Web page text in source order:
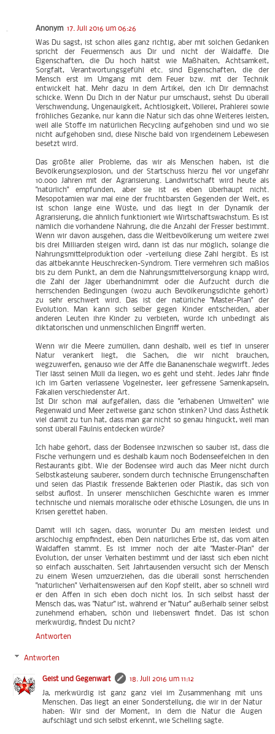
Anonym 17. Juli 2016 um 06:26
Was Du sagst, ist schon alles ganz richtig, aber mit solchen Gedanken
spricht der Feuermensch aus Dir und nicht der Waldaffe. Die
Eigenschaften, die Du hoch hältst wie Maßhalten, Achtsamkeit,
Sorgfalt, Verantwortungsgefühl etc. sind Eigenschaften, die der
Mensch erst im Umgang mit dem Feuer bzw. mit der Technik
entwickelt hat. Mehr dazu in dem Artikel, den ich Dir demnächst
schicke. Wenn Du Dich in der Natur pur umschaust, siehst Du überall
Verschwendung, Ungenauigkeit, Achtlosigkeit, Völlerei, Prahlerei sowie
fröhliches Gezanke, nur kann die Natur sich das ohne Weiteres leisten,
weil alle Stoffe im natürlichen Recycling aufgehoben sind und wo sie
nicht aufgehoben sind, diese Nische bald von irgendeinem Lebewesen
besetzt wird.
Das größte aller Probleme, das wir als Menschen haben, ist die
Bevölkerungsexplosion, und der Startschuss hierzu fiel vor ungefähr
10.000 Jahren mit der Agrarisierung. Landwirtschaft wird heute als
"natürlich" empfunden, aber sie ist es eben überhaupt nicht.
Mesopotamien war mal eine der fruchtbarsten Gegenden der Welt, es
ist schon lange eine Wüste, und das liegt in der Dynamik der
Agrarisierung, die ähnlich funktioniert wie Wirtschaftswachstum. Es ist
nämlich die vorhandene Nahrung, die die Anzahl der Fresser bestimmt.
Wenn wir davon ausgehen, dass die Weltbevölkerung um weitere zwei
bis drei Milliarden steigen wird, dann ist das nur möglich, solange die
Nahrungsmittelproduktion oder -verteilung diese Zahl hergibt. Es ist
das altbekannte Heuschrecken-Syndrom. Tiere vermehren sich maßlos
bis zu dem Punkt, an dem die Nahrungsmittelversorgung knapp wird,
die Zahl der Jäger überhandnimmt oder die Aufzucht durch die
herrschenden Bedingungen (wozu auch Bevölkerungsdichte gehört)
zu sehr erschwert wird. Das ist der natürliche "Master-Plan" der
Evolution. Man kann sich selber gegen Kinder entscheiden, aber
anderen Leuten ihre Kinder zu verbieten, würde ich unbedingt als
diktatorischen und unmenschlichen Eingriff werten.
Wenn wir die Meere zumüllen, dann deshalb, weil es tief in unserer
Natur verankert liegt, die Sachen, die wir nicht brauchen,
wegzuwerfen, genauso wie der Affe die Bananenschale wegwirft. Jedes
Tier lässt seinen Müll da liegen, wo es geht und steht. Jedes Jahr finde
ich im Garten verlassene Vogelnester, leer gefressene Samenkapseln,
Fäkalien verschiedenster Art.
Ist Dir schon mal aufgefallen, dass die "erhabenen Umwelten" wie
Regenwald und Meer zeitweise ganz schön stinken? Und dass Ästhetik
viel damit zu tun hat, dass man gar nicht so genau hinguckt, weil man
sonst überall Fäulnis entdecken würde?
Ich habe gehört, dass der Bodensee inzwischen so sauber ist, dass die
Fische verhungern und es deshalb kaum noch Bodenseefelchen in den
Restaurants gibt. Wie der Bodensee wird auch das Meer nicht durch
Selbstkasteiung sauberer, sondern durch technische Errungenschaften
und seien das Plastik fressende Bakterien oder Plastik, das sich von
selbst auflöst. In unserer menschlichen Geschichte waren es immer
technische und niemals moralische oder ethische Lösungen, die uns in
Krisen gerettet haben.
Damit will ich sagen, dass, worunter Du am meisten leidest und
arschlochig empfindest, eben Dein natürliches Erbe ist, das vom alten
Waldaffen stammt. Es ist immer noch der alte "Master-Plan" der
Evolution, der unser Verhalten bestimmt und der lässt sich eben nicht
so einfach ausschalten. Seit Jahrtausenden versucht sich der Mensch
zu einem Wesen umzuerziehen, das die überall sonst herrschenden
"natürlichen" Verhaltensweisen auf den Kopf stellt, aber so schnell wird
er den Affen in sich eben doch nicht los. In sich selbst hasst der
Mensch das, was "Natur" ist, während er "Natur" außerhalb seiner selbst
zunehmend erhaben, schön und liebenswert findet. Das ist schon
merkwürdig, findest Du nicht?
Antworten
Antworten
Geist und Gegenwart
18. Juli 2016 um 11:12
Ja, merkwürdig ist ganz ganz viel im Zusammenhang mit uns
Menschen. Das liegt an einer Sonderstellung, die wir in der Natur
haben: Wir sind der Moment, in dem die Natur die Augen
aufschlägt und sich selbst erkennt, wie Schelling sagte.